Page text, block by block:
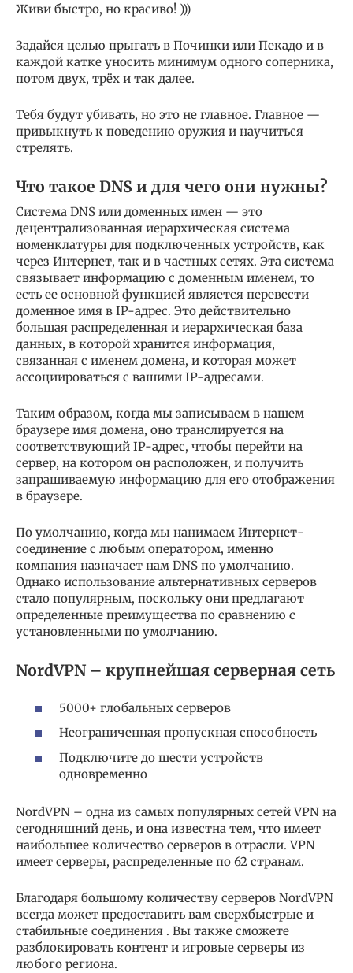
Живи быстро, но красиво! )))
Задайся целью прыгать в Починки или Пекадо и в
каждой катке уносить минимум одного соперника,
потом двух, трёх и так далее.
Тебя будут убивать, но это не главное. Главное —
привыкнуть к поведению оружия и научиться
стрелять.
Что такое DNS и для чего они нужны?
Система DNS или доменных имен — это
децентрализованная иерархическая система
номенклатуры для подключенных устройств, как
через Интернет, так и в частных сетях. Эта система
связывает информацию с доменным именем, то
есть ее основной функцией является перевести
доменное имя в IP-адрес. Это действительно
большая распределенная и иерархическая база
данных, в которой хранится информация,
связанная с именем домена, и которая может
ассоциироваться с вашими IP-адресами.
Таким образом, когда мы записываем в нашем
браузере имя домена, оно транслируется на
соответствующий IP-адрес, чтобы перейти на
сервер, на котором он расположен, и получить
запрашиваемую информацию для его отображения
в браузере.
По умолчанию, когда мы нанимаем Интернет-
соединение с любым оператором, именно
компания назначает нам DNS по умолчанию.
Однако использование альтернативных серверов
стало популярным, поскольку они предлагают
определенные преимущества по сравнению с
установленными по умолчанию.
NordVPN – крупнейшая серверная сеть
5000+ глобальных серверов
Неограниченная пропускная способность
Подключите до шести устройств
одновременно
NordVPN – одна из самых популярных сетей VPN на
сегодняшний день, и она известна тем, что имеет
наибольшее количество серверов в отрасли. VPN
имеет серверы, распределенные по 62 странам.
Благодаря большому количеству серверов NordVPN
всегда может предоставить вам сверхбыстрые и
стабильные соединения . Вы также сможете
разблокировать контент и игровые серверы из
любого региона.